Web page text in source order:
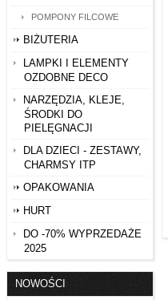
POMPONY FILCOWE
BIŻUTERIA
LAMPKI I ELEMENTY
OZDOBNE DECO
NARZĘDZIA, KLEJE,
ŚRODKI DO
PIELĘGNACJI
DLA DZIECI - ZESTAWY,
CHARMSY ITP
OPAKOWANIA
HURT
DO -70% WYPRZEDAŻE
2025
NOWOŚCI